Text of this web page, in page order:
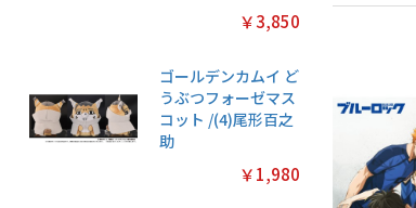
￥3,850
ゴールデンカムイ ど
うぶつフォーゼマス
コット /(4)尾形百之
助
￥1,980